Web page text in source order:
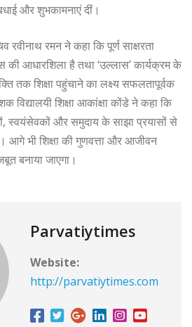
और शुभकामनाएं दीं।
रवीनाथ रमन ने कहा कि पूर्ण साक्षरता
आधारशिला है तथा ‘उल्लास’ कार्यक्रम के
तक शिक्षा पहुंचाने का लक्ष्य सफलतापूर्वक
विद्यालयी शिक्षा आकांक्षा कोंडे ने कहा कि
स्वयंसेवकों और समुदाय के साझा प्रयासों से
आगे भी शिक्षा की गुणवत्ता और आजीवन
बनाया जाएगा।
Parvatiytimes
Website:
http://parvatiytimes.com